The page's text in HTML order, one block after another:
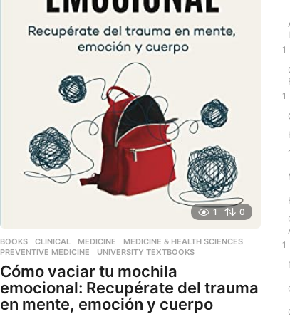
1 0
BOOKS ,CLINICAL ,MEDICINE ,MEDICINE & HEALTH SCIENCES
PREVENTIVE MEDICINE
,UNIVERSITY TEXTBOOKS
Cómo vaciar tu mochila
emocional: Recupérate del trauma
en mente, emoción y cuerpo
1
1
1